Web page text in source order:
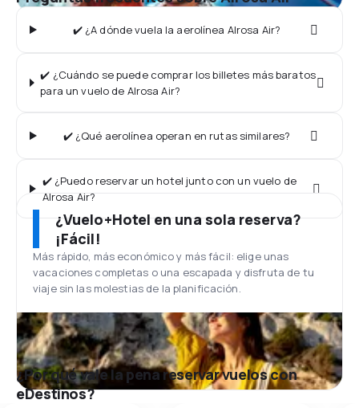
✔️ ¿A dónde vuela la aerolínea Alrosa Air?
✔️ ¿Cuándo se puede comprar los billetes más baratos
para un vuelo de Alrosa Air?
✔️ ¿Qué aerolínea operan en rutas similares?
✔️ ¿Puedo reservar un hotel junto con un vuelo de
Alrosa Air?
¿Vuelo+Hotel en una sola reserva?
¡Fácil!
Más rápido, más económico y más fácil: elige unas
vacaciones completas o una escapada y disfruta de tu
viaje sin las molestias de la planificación.
¿Por qué vale la pena reservar vuelos con
eDestinos?